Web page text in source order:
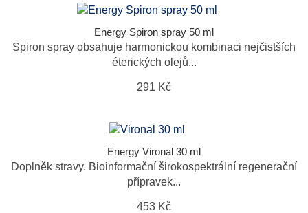
Energy Spiron spray 50 ml
Spiron spray obsahuje harmonickou kombinaci nejčistších
éterických olejů...
291 Kč
Energy Vironal 30 ml
Doplněk stravy. Bioinformační širokospektrální regenerační
přípravek...
453 Kč